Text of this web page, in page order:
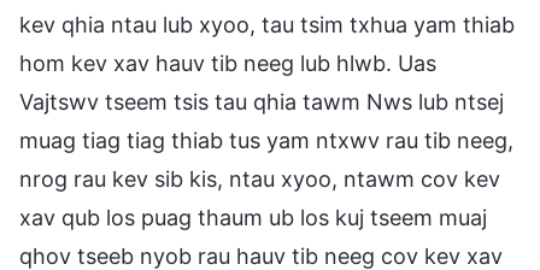
kev qhia ntau lub xyoo, tau tsim txhua yam thiab
hom kev xav hauv tib neeg lub hlwb. Uas
Vajtswv tseem tsis tau qhia tawm Nws lub ntsej
muag tiag tiag thiab tus yam ntxwv rau tib neeg,
nrog rau kev sib kis, ntau xyoo, ntawm cov kev
xav qub los puag thaum ub los kuj tseem muaj
qhov tseeb nyob rau hauv tib neeg cov kev xav